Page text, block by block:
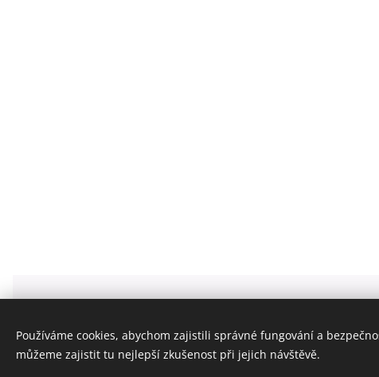
Všechna práva vyhrazena 2020
Používáme cookies, abychom zajistili správné fungování a
můžeme zajistit tu nejlepší zkušenost při jejich návštěvě.